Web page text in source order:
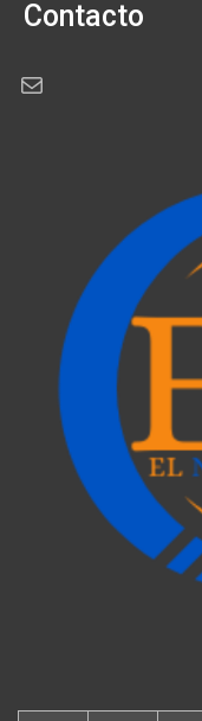
Contacto
Correo electrónico